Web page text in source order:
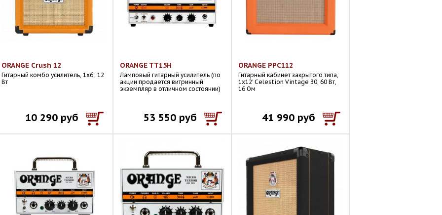
ORANGE Crush 12
Гитарный комбо усилитель, 1x6', 12
Вт
10 290 руб
ORANGE TT15H
Ламповый гитарный усилитель (по
акции продается витринный
экземпляр в отличном состоянии)
53 550 руб
ORANGE PPC112
Гитарный кабинет закрытого типа,
1x12' Celestion Vintage 30, 60 Вт,
16 Ом
41 990 руб